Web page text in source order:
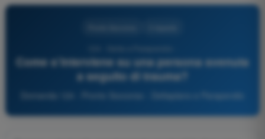
Come s’interviene su una persona svenuta
a seguito di trauma?
Domanda 124 - Pronto Soccorso - Deltaplano e Parapendio